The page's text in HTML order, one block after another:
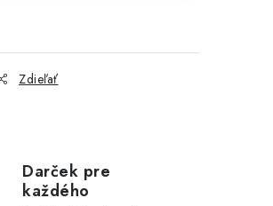
Zdieľať
Darček pre
každého